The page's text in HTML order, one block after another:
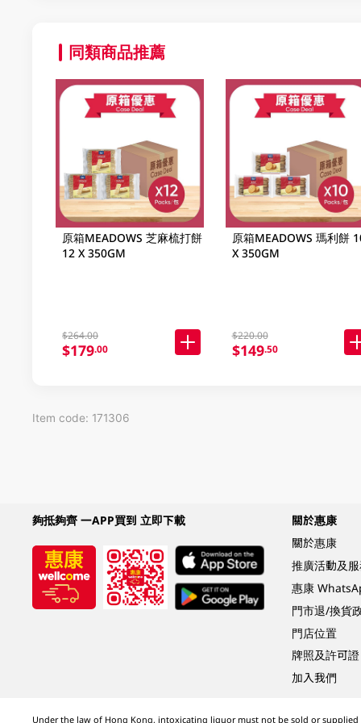
同類商品推薦
原箱MEADOWS 芝麻梳打餅
12 X 350GM
$264.00
$179.00
原箱MEADOWS 瑪利餅
X 350GM
$220.00
$149.50
Item code: 171306
夠抵夠齊 一APP買到 立即下載
關於惠康
關於惠康
推廣活動及
惠康
門市退/換貨
門店位置
牌照及許可證
加入我們
Under the law of Hong Kong, intoxicating liquor must not be sold or